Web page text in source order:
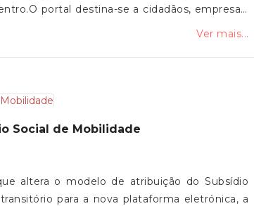
portal destina-se a cidadãos, empresas,
de danos em habitações, atividades
no site da CCDR, através do deste
Ver mais...
Social de Mobilidade
altera o modelo de atribuição do Subsídio
para a nova plataforma eletrónica, a